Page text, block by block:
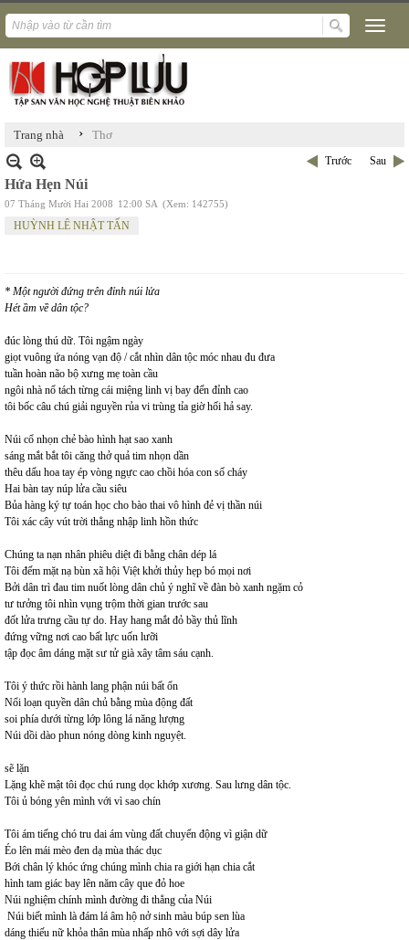
Trang nhà › Thơ
Trước Sau
Hứa Hẹn Núi
07 Tháng Mười Hai 2008 12:00 SA (Xem: 142755)
HUỲNH LÊ NHẬT TẤN
* Một người đứng trên đỉnh núi lửa
Hét ầm về dân tộc?
đúc lòng thú dữ. Tôi ngậm ngày
giọt vuông ứa nóng vạn độ / cắt nhìn dân tộc móc nhau đu đưa
tuần hoàn não bộ xưng mẹ toàn cầu
ngôi nhà nổ tách từng cái miệng linh vị bay đến đỉnh cao
tôi bốc câu chú giải nguyền rủa vi trùng tỉa giờ hối hả say.
Núi cổ nhọn chẻ bào hình hạt sao xanh
sáng mắt bắt tôi căng thở quả tim nhọn dần
thêu dấu hoa tay ép vòng ngực cao chồi hóa con số cháy
Hai bàn tay núp lửa cầu siêu
Bủa hàng ký tự toán học cho bào thai vô hình đẻ vị thần núi
Tôi xác cây vút trời thẳng nhập linh hồn thức
Chúng ta nạn nhân phiêu diệt đi bằng chân dép lá
Tôi đếm mặt nạ bùn xã hội Việt khởi thủy hẹp bó mọi nơi
Bởi dân trì đau tim nuốt lòng dân chủ ý nghĩ về đàn bò xanh ngặm cỏ
tư tưởng tôi nhìn vụng trộm thời gian trước sau
đốt lửa trưng cầu tự do. Hay hang mắt đỏ bầy thủ lĩnh
đứng vững nơi cao bất lực uốn lưỡi
tập đọc âm dáng mặt sư tử già xây tâm sáu cạnh.
Tôi ý thức rồi hành lang phận núi bất ổn
Nổi loạn quyền dân chủ bằng mùa động đất
soi phía dưới từng lớp lông lá năng lượng
Núi dồi dào phun nóng dòng kinh nguyệt.
sẽ lặn
Lặng khẽ mật tôi đọc chú rung dọc khớp xương. Sau lưng dân tộc.
Tôi ủ bóng yên mình với vì sao chín
Tôi ám tiếng chó tru dai ám vùng đất chuyển động vì giận dữ
Éo lên mái mèo đen dạ mùa thác dục
Bới chân lý khóc ứng chúng mình chia ra giới hạn chia cắt
hình tam giác bay lên năm cây que đỏ hoe
Núi nghiệm chính mình đường đi thẳng của Núi
Núi biết mình là đám lá âm hộ nở sinh màu búp sen lùa
dáng thiếu nữ khỏa thân mùa nhấp nhô với sợi dây lửa